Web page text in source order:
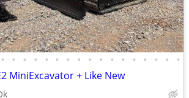
• • • • • • • • • • • • • • • • •
MiniExcavator + Like New